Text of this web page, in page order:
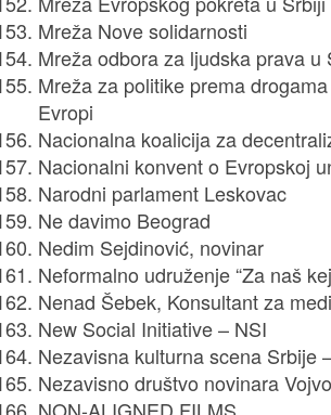
Mreža Nove solidarnosti
Mreža odbora za ljudska prava u
Mreža za politike prema
Evropi
Nacionalna koalicija za
Nacionalni konvent o Evropskoj
Narodni parlament Leskovac
Ne davimo Beograd
Nedim Sejdinović, novinar
Neformalno udruženje “Za naš
Nenad Šebek, Konsultant za
New Social Initiative – NSI
Nezavisna kulturna scena Srbije
Nezavisno društvo novinara